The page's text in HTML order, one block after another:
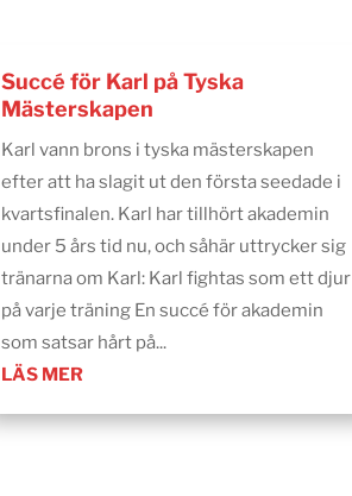
Succé för Karl på Tyska
Mästerskapen
Karl vann brons i tyska mästerskapen
efter att ha slagit ut den första seedade i
kvartsfinalen. Karl har tillhört akademin
under 5 års tid nu, och såhär uttrycker sig
tränarna om Karl: Karl fightas som ett djur
på varje träning En succé för akademin
som satsar hårt på...
LÄS MER